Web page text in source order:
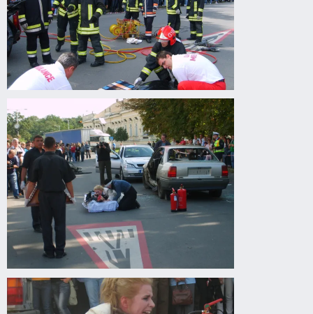
előadás
Gyomaendrődön
Drogprevenciós
előadás
Gyomaendrődön